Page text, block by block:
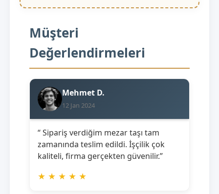
Müşteri
Değerlendirmeleri
Mehmet D.
12 Jan 2024
“ Sipariş verdiğim mezar taşı tam
zamanında teslim edildi. İşçilik çok
kaliteli, firma gerçekten güvenilir.”
★ ★ ★ ★ ★